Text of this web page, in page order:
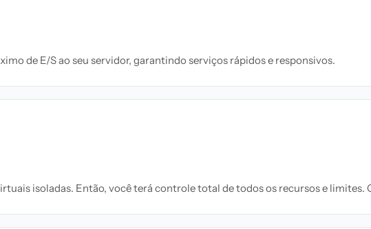
de E/S ao seu servidor, garantindo serviços rápidos e responsivos.
isoladas. Então, você terá controle total de todos os recursos e limites.